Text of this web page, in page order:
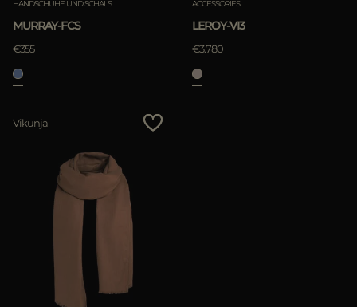
HANDSCHUHE UND SCHALS
MURRAY-FCS
€355
ACCESSORIES
LEROY-VI3
€3.780
Vikunja